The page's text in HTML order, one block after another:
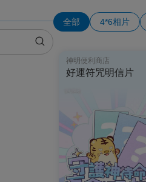
全部 4*6相片
神明便利商店
好運符咒明信片